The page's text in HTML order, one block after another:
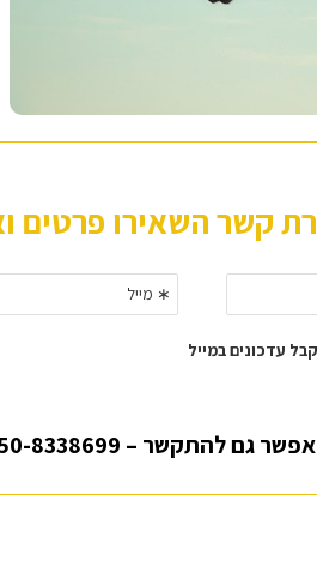
אפשר גם להתקשר – 050-8338699 או